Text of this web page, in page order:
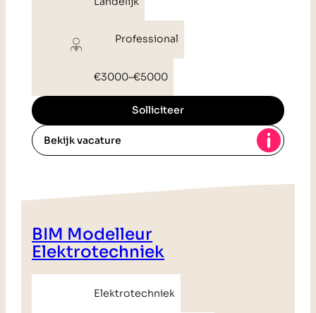
Professional
€3000–€5000
Solliciteer
Bekijk vacature
BIM Modelleur
Elektrotechniek
Elektrotechniek